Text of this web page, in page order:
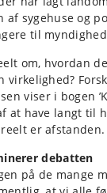
af sygehuse og
til
om, hvordan
virkelighed?
viser i bogen
at have langt til
er afstanden.
debatten
på de mange